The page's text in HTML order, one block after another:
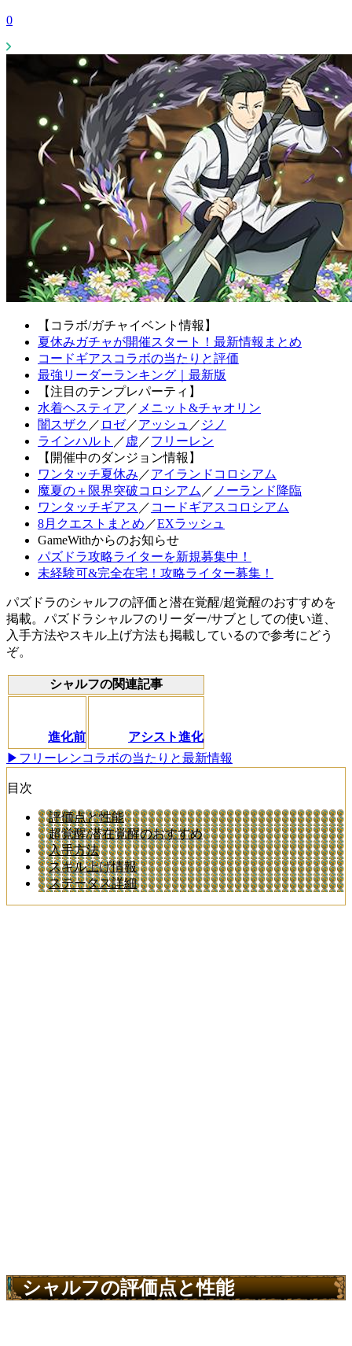
0
【コラボ/ガチャイベント情報】
夏休みガチャが開催スタート！最新情報まとめ
コードギアスコラボの当たりと評価
最強リーダーランキング｜最新版
【注目のテンプレパーティ】
水着ヘスティア ／ メニット&チャオリン
闇スザク ／ ロゼ／アッシュ ／ ジノ
ラインハルト ／ 虚 ／フリーレン
【開催中のダンジョン情報】
ワンタッチ夏休み ／アイランドコロシアム
魔夏の＋限界突破コロシアム ／ ノーランド降臨
ワンタッチギアス ／ コードギアスコロシアム
8月クエストまとめ ／EXラッシュ
GameWithからのお知らせ
パズドラ攻略ライターを新規募集中！
未経験可&完全在宅！攻略ライター募集！
パズドラのシャルフの評価と潜在覚醒/超覚醒のおすすめを
掲載。パズドラシャルフのリーダー/サブとしての使い道、
入手方法やスキル上げ方法も掲載しているので参考にどう
ぞ。
シャルフの関連記事
進化前
アシスト進化
▶フリーレンコラボの当たりと最新情報
目次
評価点と性能
超覚醒/潜在覚醒のおすすめ
入手方法
スキル上げ情報
ステータス詳細
シャルフの評価点と性能